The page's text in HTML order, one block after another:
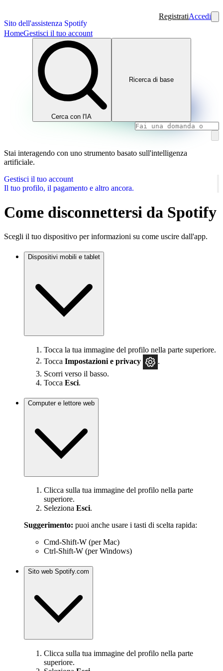
Sito dell'assistenza Spotify
RegistratiAccedi
HomeGestisci il tuo account
Cerca con l'IA
Ricerca di base
Stai interagendo con uno strumento basato sull'intelligenza
artificiale.
Gestisci il tuo account
Il tuo profilo, il pagamento e altro ancora.
Come disconnettersi da Spotify
Scegli il tuo dispositivo per informazioni su come uscire dall'app.
Dispositivi mobili e tablet
Tocca la tua immagine del profilo nella parte superiore.
Tocca Impostazioni e privacy
.
Scorri verso il basso.
Tocca Esci.
Computer e lettore web
Clicca sulla tua immagine del profilo nella parte
superiore.
Seleziona Esci.
Suggerimento: puoi anche usare i tasti di scelta rapida:
Cmd-Shift-W (per Mac)
Ctrl-Shift-W (per Windows)
Sito web Spotify.com
Clicca sulla tua immagine del profilo nella parte
superiore.